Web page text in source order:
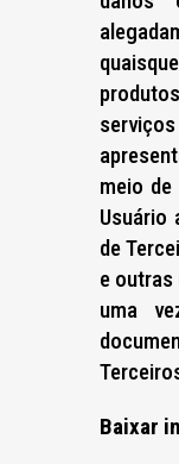
meio
Usuário
de
e
uma
Baixar